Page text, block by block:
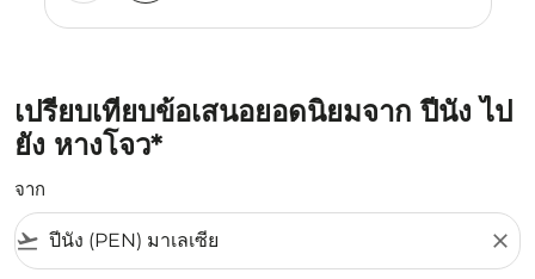
เปรียบเทียบข้อเสนอยอดนิยมจาก ปีนัง ไป
ยัง หางโจว*
จาก
flight_takeoff close